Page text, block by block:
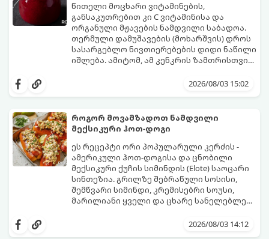
წითელი მოცხარი ვიტამინების,
განსაკუთრებით კი C ვიტამინისა და
ორგანული მჟავების ნამდვილი საბადოა.
თერმული დამუშავების (მოხარშვის) დროს
სასარგებლო ნივთიერებების დიდი ნაწილი
იშლება. ამიტომ, ამ კენკრის ზამთრისთვის
მომზადებაა - მოხარშვის გარეშე.
ბუნებრივ, კაშკაშა გემოს, არომატს და
2026/08/03 15:02
როგორ მოვამზადოთ ნამდვილი
მექსიკური ჰოთ-დოგი
ეს რეცეპტი ორი პოპულარული კერძის -
ამერიკული ჰოთ-დოგისა და ცნობილი
მექსიკური ქუჩის სიმინდის (Elote) საოცარი
სინთეზია. გრილზე შებრაწული სოსისი,
შემწვარი სიმინდი, კრემისებრი სოუსი,
მარილიანი ყველი და ცხარე სანელებლები
წვეულებებისთვის, ბარბექიუსთვის ან
2026/08/03 14:12